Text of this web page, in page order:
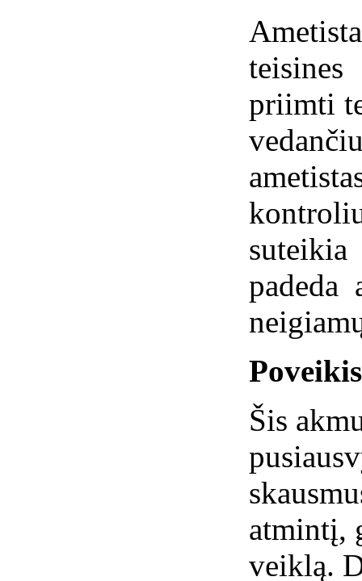
priimti
padeda
Šis
atmintį,
veiklą.